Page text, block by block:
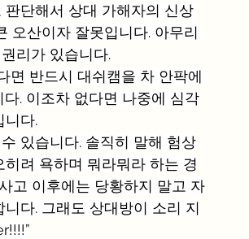
단해서 상대 가해자의 신상
오산이자 잘못입니다. 아무리
리가 있습니다.
면 반드시 대쉬캠을 차 안팍에
. 이조차 없다면 나중에 심각
니다.
있습니다. 솔직히 말해 험상
려 욕하며 뭐라뭐라 하는 경
고 이후에는 당황하지 말고 자
다. 그래도 상대방이 소리 지